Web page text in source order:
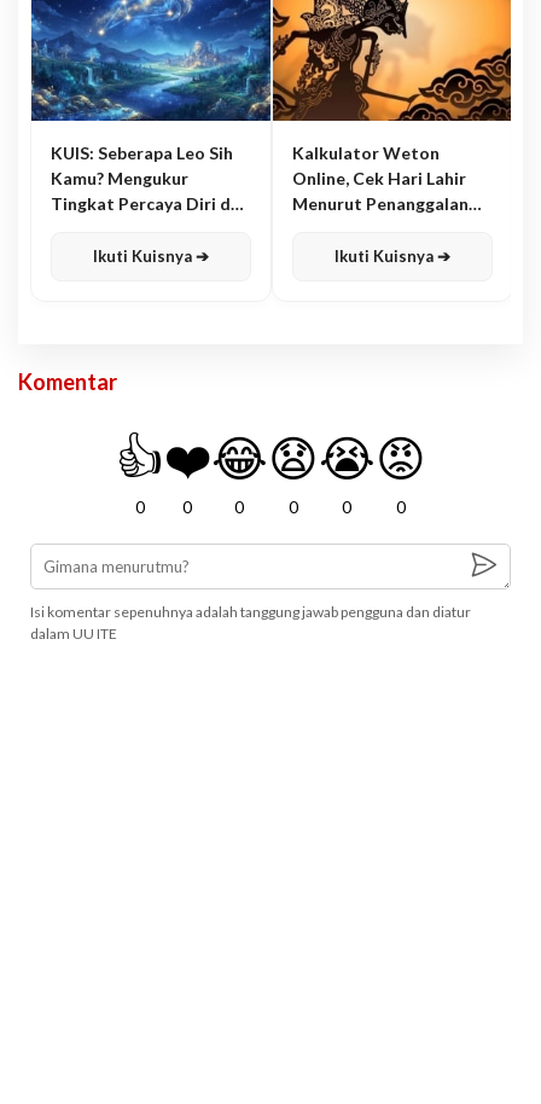
KUIS: Seberapa Leo Sih
Kamu? Mengukur
Tingkat Percaya Diri dan
Ikuti Kuisnya ➔
Kalkulator Weton
Online, Cek Hari Lahir
Menurut Penanggalan
Ikuti Kuisnya ➔
Komentar
👍
0
❤️
0
😂
0
😧
0
😭
0
😡
0
Isi komentar sepenuhnya adalah tanggung jawab pengguna dan diatur
dalam UU ITE